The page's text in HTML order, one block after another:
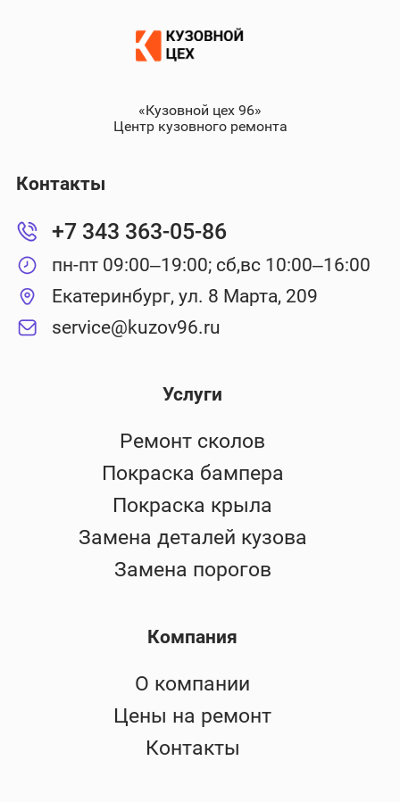
«Кузовной цех 96»
Центр кузовного ремонта
Услуги
Ремонт сколов
Покраска бампера
Покраска крыла
Замена деталей кузова
Замена порогов
Компания
О компании
Цены на ремонт
Контакты
Контакты
+7 343 363-05-86
пн-пт 09:00–19:00; сб,вс 10:00–16:00
Екатеринбург, ул. 8 Марта, 209
service@kuzov96.ru